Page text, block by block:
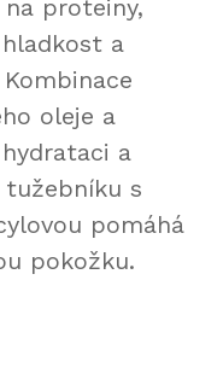
proteiny,
a
oleje a
a
s
pomáhá
pokožku.